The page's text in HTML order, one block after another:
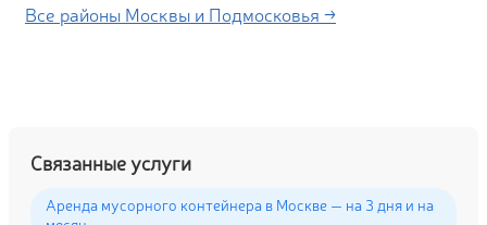
Все районы Москвы и Подмосковья →
Связанные услуги
Аренда мусорного контейнера в Москве — на 3 дня и на